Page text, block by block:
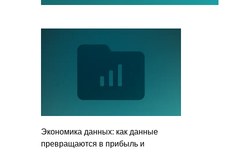
Экономика данных: как данные
превращаются в прибыль и